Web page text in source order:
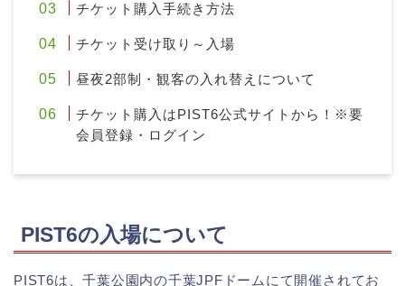
チケット購入手続き方法
チケット受け取り～入場
昼夜2部制・観客の入れ替えについて
チケット購入はPIST6公式サイトから！※要
会員登録・ログイン
PIST6の入場について
PIST6は、千葉公園内の千葉JPFドームにて開催されてお